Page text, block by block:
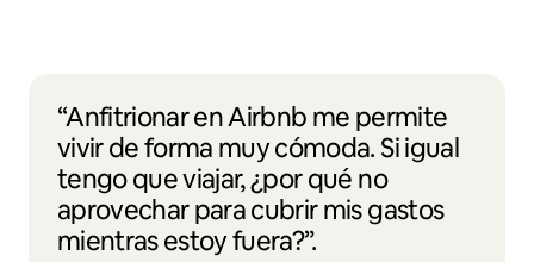
“Anfitrionar en Airbnb me permite
vivir de forma muy cómoda. Si igual
tengo que viajar, ¿por qué no
aprovechar para cubrir mis gastos
mientras estoy fuera?”.